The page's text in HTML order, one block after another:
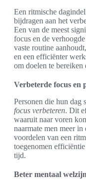
Een ritmische
bijdragen aan het
Een van de meest
focus en de
vaste routine
en een efficiënter
om doelen te
Verbeterde focus en
Personen die hun dag
focus verbeteren. Dit
waaruit naar voren
naarmate men meer
voordelen van een
toegenomen
tijd.
Beter mentaal welzijn